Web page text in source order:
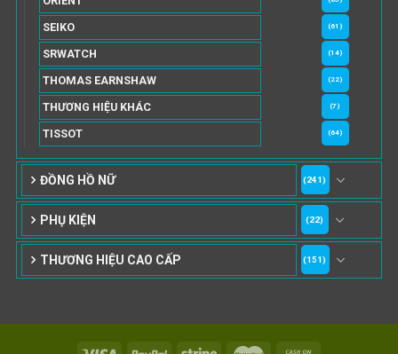
SEIKO (61)
SRWATCH (14)
THOMAS EARNSHAW (22)
THƯƠNG HIỆU KHÁC (7)
TISSOT (64)
ĐỒNG HỒ NỮ (241)
PHỤ KIỆN (22)
THƯƠNG HIỆU CAO CẤP (151)